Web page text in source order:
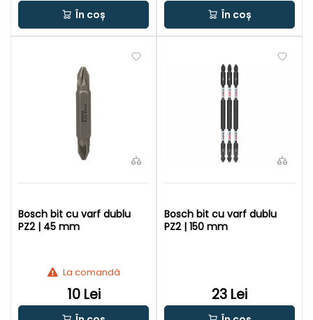
În coș În coș
Bosch bit cu varf dublu
PZ2 | 45 mm
La comandă
10 Lei
Bosch bit cu varf dublu
PZ2 | 150 mm
23 Lei